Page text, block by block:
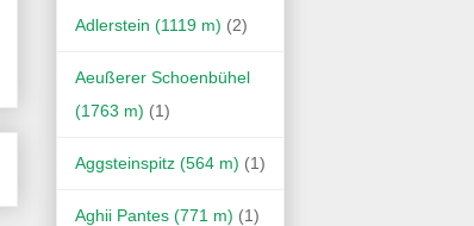
Adlerstein (1119 m) (2)
Aeußerer Schoenbühel
(1763 m) (1)
Aggsteinspitz (564 m) (1)
Aghii Pantes (771 m) (1)